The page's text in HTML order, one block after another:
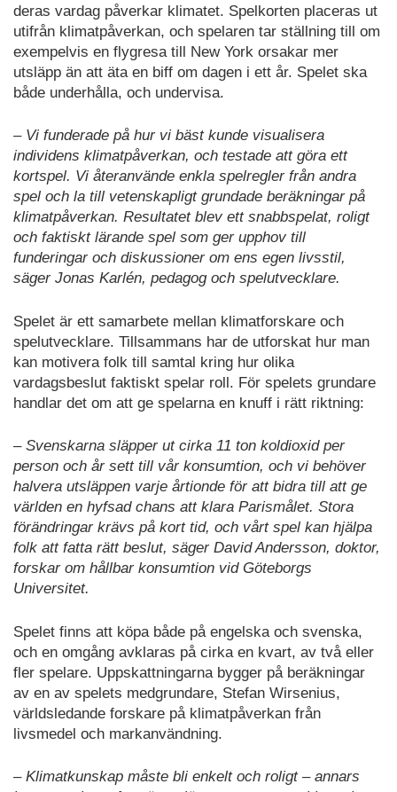
deras vardag påverkar klimatet. Spelkorten placeras ut
utifrån klimatpåverkan, och spelaren tar ställning till om
exempelvis en flygresa till New York orsakar mer
utsläpp än att äta en biff om dagen i ett år. Spelet ska
både underhålla, och undervisa.
– Vi funderade på hur vi bäst kunde visualisera
individens klimatpåverkan, och testade att göra ett
kortspel. Vi återanvände enkla spelregler från andra
spel och la till vetenskapligt grundade beräkningar på
klimatpåverkan. Resultatet blev ett snabbspelat, roligt
och faktiskt lärande spel som ger upphov till
funderingar och diskussioner om ens egen livsstil,
säger Jonas Karlén, pedagog och spelutvecklare.
Spelet är ett samarbete mellan klimatforskare och
spelutvecklare. Tillsammans har de utforskat hur man
kan motivera folk till samtal kring hur olika
vardagsbeslut faktiskt spelar roll. För spelets grundare
handlar det om att ge spelarna en knuff i rätt riktning:
– Svenskarna släpper ut cirka 11 ton koldioxid per
person och år sett till vår konsumtion, och vi behöver
halvera utsläppen varje årtionde för att bidra till att ge
världen en hyfsad chans att klara Parismålet. Stora
förändringar krävs på kort tid, och vårt spel kan hjälpa
folk att fatta rätt beslut, säger David Andersson, doktor,
forskar om hållbar konsumtion vid Göteborgs
Universitet.
Spelet finns att köpa både på engelska och svenska,
och en omgång avklaras på cirka en kvart, av två eller
fler spelare. Uppskattningarna bygger på beräkningar
av en av spelets medgrundare, Stefan Wirsenius,
världsledande forskare på klimatpåverkan från
livsmedel och markanvändning.
– Klimatkunskap måste bli enkelt och roligt – annars